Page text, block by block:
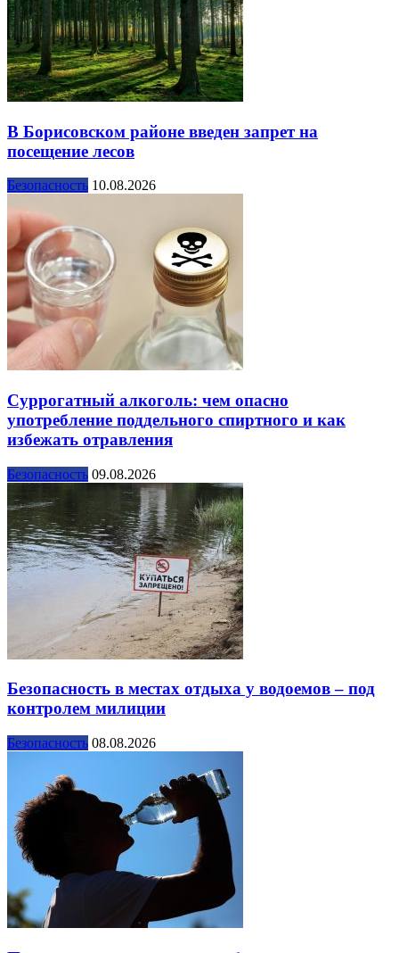
В Борисовском районе введен запрет на
посещение лесов
Безопасность 10.08.2026
Суррогатный алкоголь: чем опасно
употребление поддельного спиртного и как
избежать отравления
Безопасность 09.08.2026
Безопасность в местах отдыха у водоемов – под
контролем милиции
Безопасность 08.08.2026